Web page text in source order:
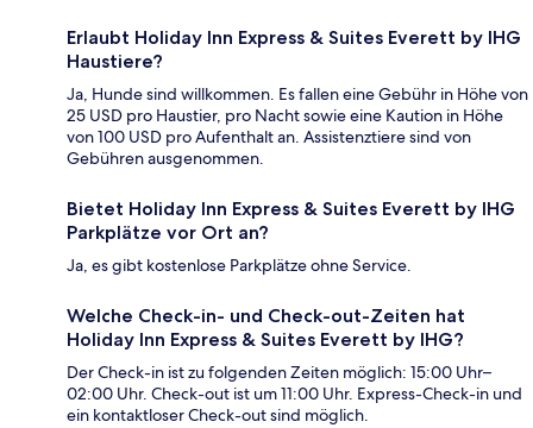
Erlaubt Holiday Inn Express & Suites Everett by IHG
Haustiere?
Ja, Hunde sind willkommen. Es fallen eine Gebühr in Höhe von
25 USD pro Haustier, pro Nacht sowie eine Kaution in Höhe
von 100 USD pro Aufenthalt an. Assistenztiere sind von
Gebühren ausgenommen.
Bietet Holiday Inn Express & Suites Everett by IHG
Parkplätze vor Ort an?
Ja, es gibt kostenlose Parkplätze ohne Service.
Welche Check-in- und Check-out-Zeiten hat
Holiday Inn Express & Suites Everett by IHG?
Der Check-in ist zu folgenden Zeiten möglich: 15:00 Uhr–
02:00 Uhr. Check-out ist um 11:00 Uhr. Express-Check-in und
ein kontaktloser Check-out sind möglich.